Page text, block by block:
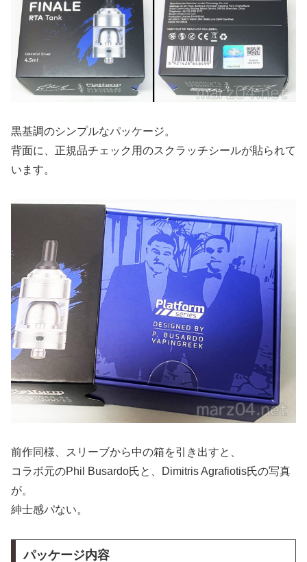
黒基調のシンプルなパッケージ。
背面に、正規品チェック用のスクラッチシールが貼られて
います。
前作同様、スリーブから中の箱を引き出すと、
コラボ元のPhil Busardo氏と、Dimitris Agrafiotis氏の写真
が。
紳士感パない。
パッケージ内容